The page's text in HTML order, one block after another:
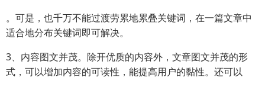
。可是，也千万不能过渡劳累地累叠关键词，在一篇文章中
适合地分布关键词即可解决。
3、内容图文并茂。除开优质的内容外，文章图文并茂的形
式，可以增加内容的可读性，能提高用户的黏性。还可以